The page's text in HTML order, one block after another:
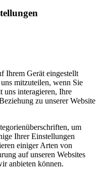
Ihrem Gerät eingestellt
mitzuteilen, wenn Sie
uns interagieren, Ihre
zu unserer Website
um
Ihrer Einstellungen
einiger Arten von
auf unseren Websites
anbieten können.